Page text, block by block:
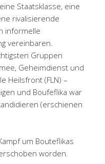
Staatsklasse, eine
rivalisierende
informelle
vereinbaren.
Gruppen
Geheimdienst und
Heilsfront (FLN) –
und Boufeflika war
(erschienen
um Bouteflikas
worden.